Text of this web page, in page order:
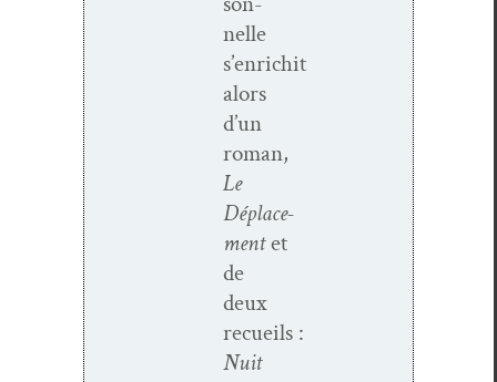
nelle
s’enrichit
alors
d’un
roman,
Le
Déplace­
mentet
de
deux
recueils :
Nuit